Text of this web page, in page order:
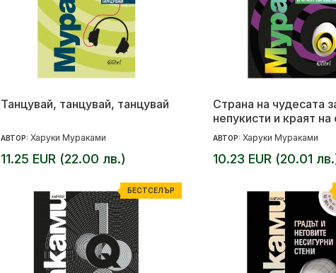
Танцувай, танцувай, танцувай
АВТОР: Харуки Мураками
11.25 EUR (22.00 лв.)
Страна на чудесата
непукисти и краят на
АВТОР: Харуки Мураками
10.23 EUR (20.01
БЕСТСЕЛЪР